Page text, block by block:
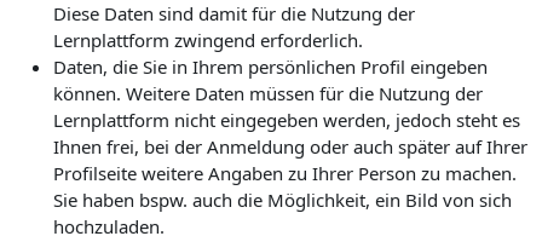
Diese Daten sind damit für die Nutzung der
Lernplattform zwingend erforderlich.
Daten, die Sie in Ihrem persönlichen Profil eingeben
können. Weitere Daten müssen für die Nutzung der
Lernplattform nicht eingegeben werden, jedoch steht es
Ihnen frei, bei der Anmeldung oder auch später auf Ihrer
Profilseite weitere Angaben zu Ihrer Person zu machen.
Sie haben bspw. auch die Möglichkeit, ein Bild von sich
hochzuladen.